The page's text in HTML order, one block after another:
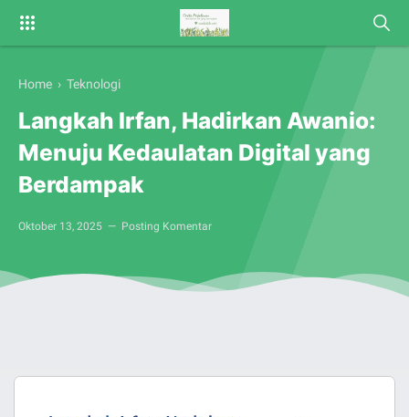
Home › Teknologi
Langkah Irfan, Hadirkan Awanio:
Menuju Kedaulatan Digital yang
Berdampak
Oktober 13, 2025 Posting Komentar